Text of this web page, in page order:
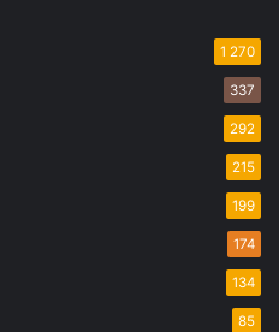
1 270
337
292
215
199
174
134
85